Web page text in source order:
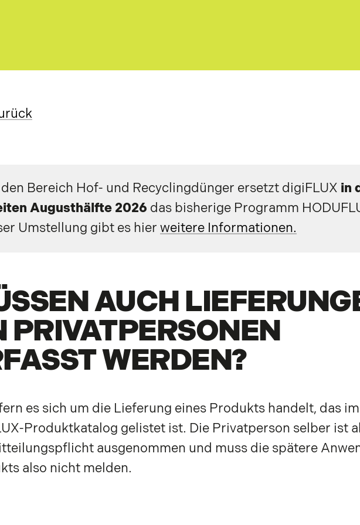
Bereich Hof- und Recyclingdünger ersetzt digiFLUX in
Augusthälfte 2026 das bisherige Programm
Umstellung gibt es hier weitere Informationen.
AUCH
PRIVATPERSONEN
WERDEN?
es sich um die Lieferung eines Produkts handelt, das im
Produktkatalog gelistet ist. Die Privatperson selber ist
ausgenommen und muss die spätere
also nicht melden.